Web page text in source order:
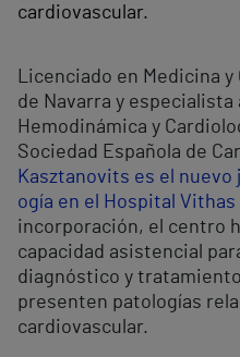
cardiovascular.
Licenciado en Medicina
de Navarra y
Hemodinámica y
Sociedad Española de
Kasztanovits es el
ogía en el Hospital Vithas
incorporación, el centro
capacidad asistencial
diagnóstico y
presenten patologías
cardiovascular.